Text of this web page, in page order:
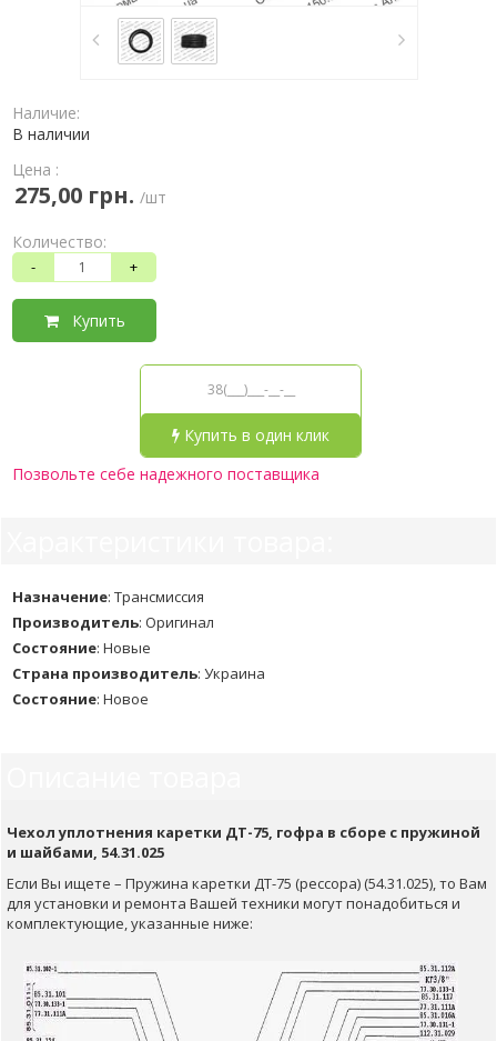
Наличие:
В наличии
Цена :
275,00 грн. /шт
Количество:
- +
Купить
Купить в один клик
Позвольте себе надежного поставщика
Назначение: Трансмиссия
Производитель: Оригинал
Состояние: Новые
Страна производитель: Украина
Состояние: Новое
Чехол уплотнения каретки ДТ-75, гофра в сборе с пружиной
и шайбами, 54.31.025
Если Вы ищете – Пружина каретки ДТ-75 (рессора) (54.31.025), то Вам
для установки и ремонта Вашей техники могут понадобиться и
комплектующие, указанные ниже: